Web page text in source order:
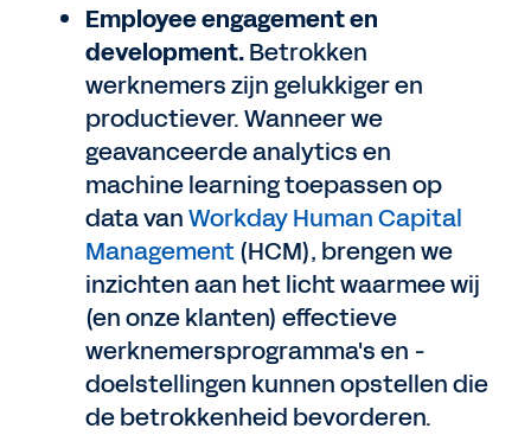
Employee engagement en
development.Betrokken
werknemers zijn gelukkiger en
productiever. Wanneer we
geavanceerde analytics en
machine learning toepassen op
data vanWorkday Human Capital
Management(HCM), brengen we
inzichten aan het licht waarmee wij
(en onze klanten) effectieve
werknemersprogramma's en -
doelstellingen kunnen opstellen die
de betrokkenheid bevorderen.